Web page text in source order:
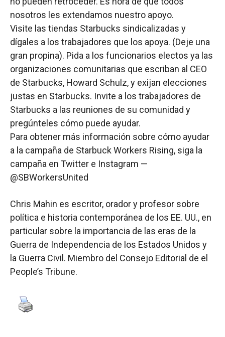
nosotros les extendamos nuestro apoyo.
Visite las tiendas Starbucks sindicalizadas y
dígales a los trabajadores que los apoya. (Deje una
gran propina). Pida a los funcionarios electos ya las
organizaciones comunitarias que escriban al CEO
de Starbucks, Howard Schulz, y exijan elecciones
justas en Starbucks. Invite a los trabajadores de
Starbucks a las reuniones de su comunidad y
pregúnteles cómo puede ayudar.
Para obtener más información sobre cómo ayudar
a la campaña de Starbuck Workers Rising, siga la
campaña en Twitter e Instagram —
@SBWorkersUnited
Chris Mahin es escritor, orador y profesor sobre
política e historia contemporánea de los EE. UU., en
particular sobre la importancia de las eras de la
Guerra de Independencia de los Estados Unidos y
la Guerra Civil. Miembro del Consejo Editorial de el
People’s Tribune.